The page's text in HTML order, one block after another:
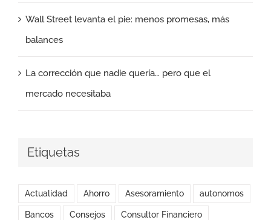
Wall Street levanta el pie: menos promesas, más
balances
La corrección que nadie quería… pero que el
mercado necesitaba
Etiquetas
Actualidad Ahorro Asesoramiento autonomos
Bancos Consejos Consultor Financiero